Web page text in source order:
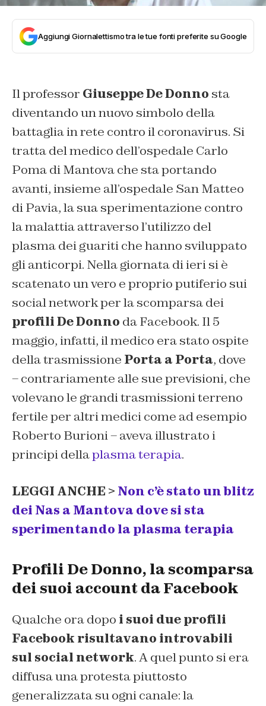
Aggiungi Giornalettismo tra le tue fonti preferite su Google
Il professor Giuseppe De Donno sta
diventando un nuovo simbolo della
battaglia in rete contro il coronavirus. Si
tratta del medico dell’ospedale Carlo
Poma di Mantova che sta portando
avanti, insieme all’ospedale San Matteo
di Pavia, la sua sperimentazione contro
la malattia attraverso l’utilizzo del
plasma dei guariti che hanno sviluppato
gli anticorpi. Nella giornata di ieri si è
scatenato un vero e proprio putiferio sui
social network per la scomparsa dei
profili De Donno da Facebook. Il 5
maggio, infatti, il medico era stato ospite
della trasmissione Porta a Porta, dove
– contrariamente alle sue previsioni, che
volevano le grandi trasmissioni terreno
fertile per altri medici come ad esempio
Roberto Burioni – aveva illustrato i
principi dellaplasma terapia.
LEGGI ANCHE > Non c’è stato un blitz
dei Nas a Mantova dove si sta
sperimentando la plasma terapia
Profili De Donno, la scomparsa
dei suoi account da Facebook
Qualche ora dopo i suoi due profili
Facebook risultavano introvabili
sul social network. A quel punto si era
diffusa una protesta piuttosto
generalizzata su ogni canale: la